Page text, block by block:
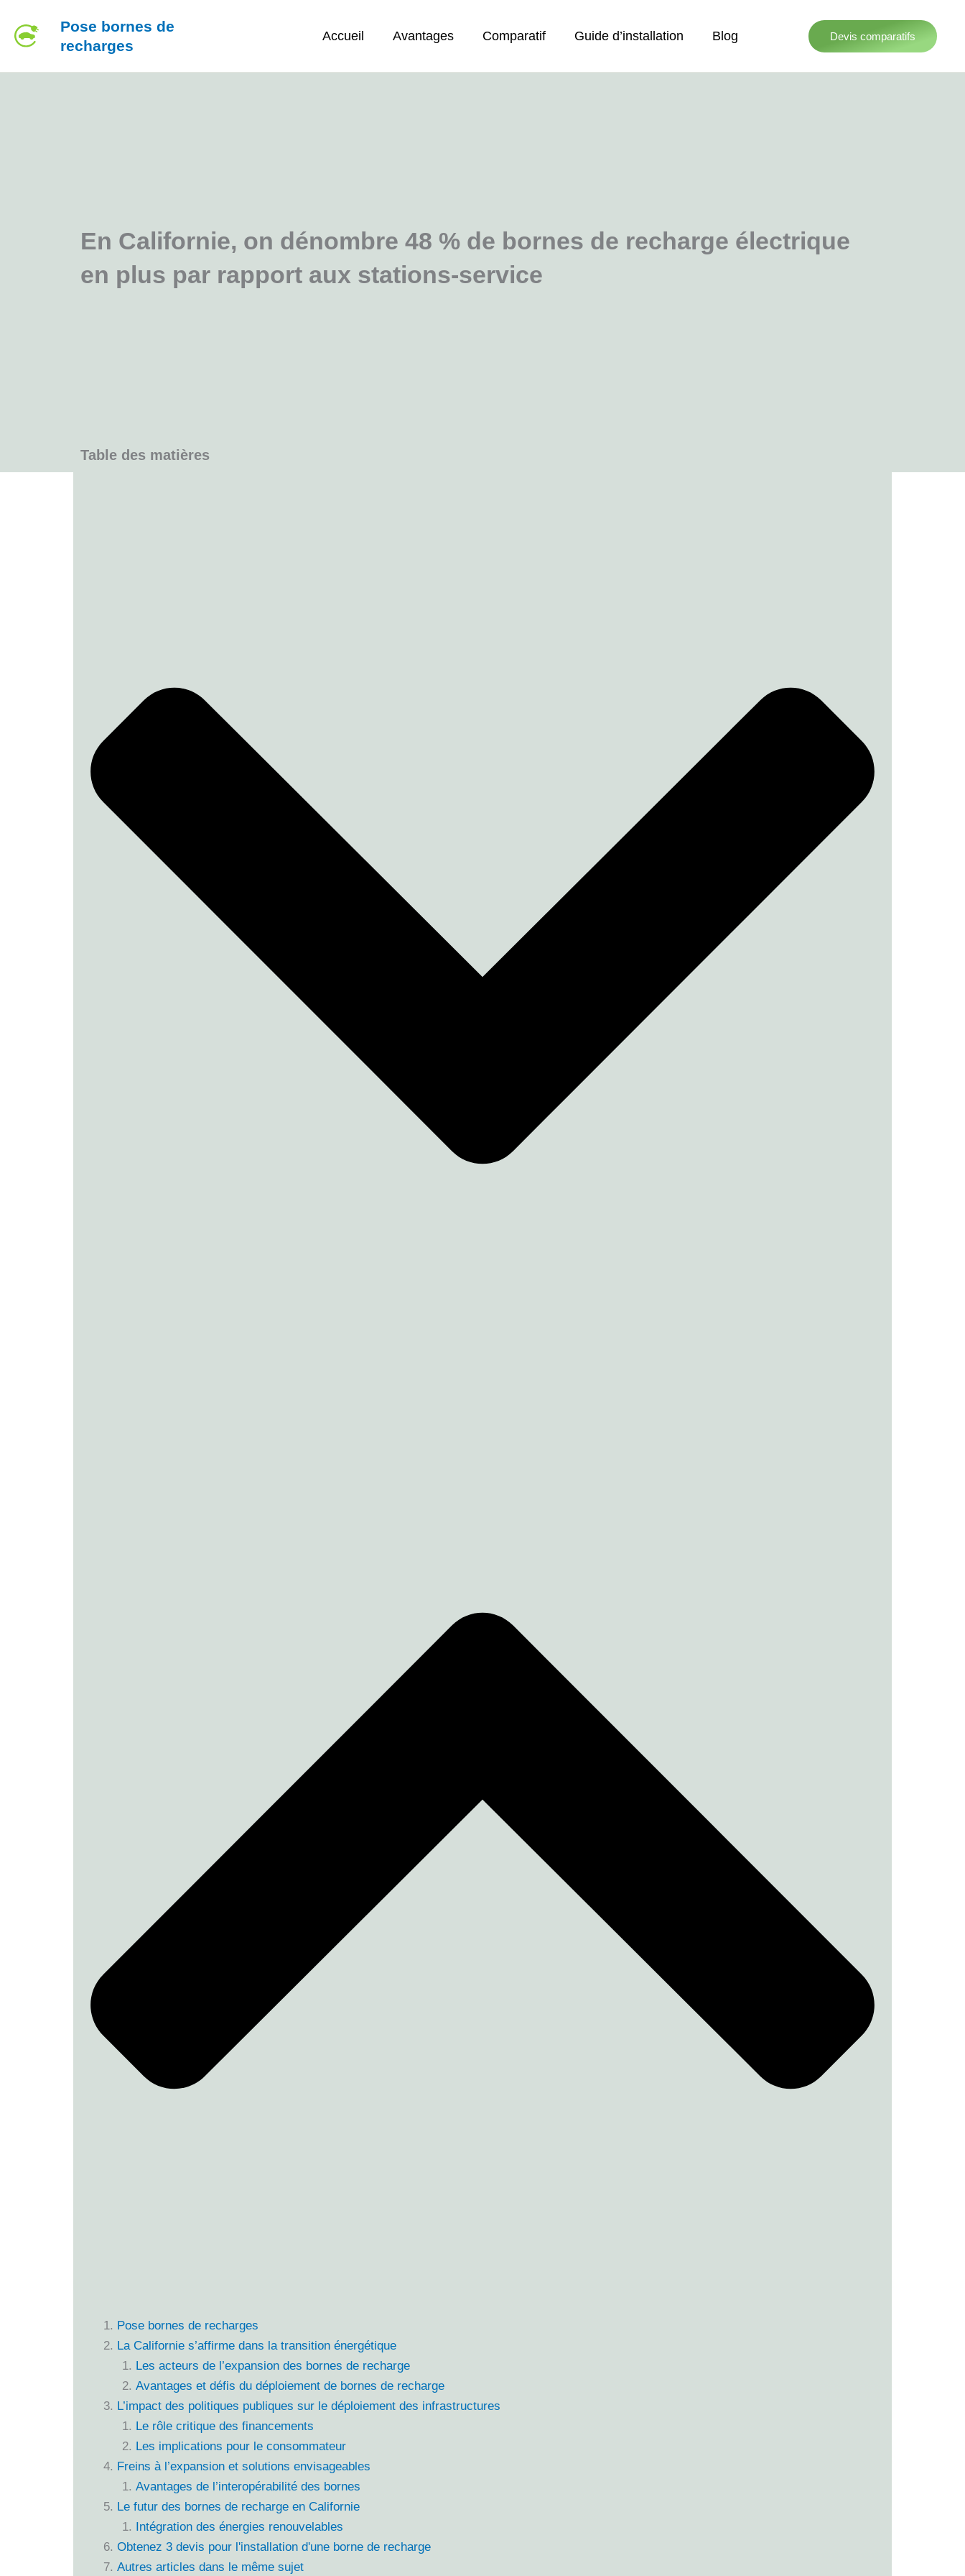
contenu
Pose bornes de
recharges
Accueil Avantages Comparatif Guide d’installation Blog Devis comparatifs
En Californie, on dénombre 48 % de bornes de recharge électrique
en plus par rapport aux stations-service
Table des matières
Pose bornes de recharges
La Californie s’affirme dans la transition énergétique
Les acteurs de l’expansion des bornes de recharge
Avantages et défis du déploiement de bornes de recharge
L’impact des politiques publiques sur le déploiement des infrastructures
Le rôle critique des financements
Les implications pour le consommateur
Freins à l’expansion et solutions envisageables
Avantages de l’interopérabilité des bornes
Le futur des bornes de recharge en Californie
Intégration des énergies renouvelables
Obtenez 3 devis pour l'installation d'une borne de recharge
Autres articles dans le même sujet